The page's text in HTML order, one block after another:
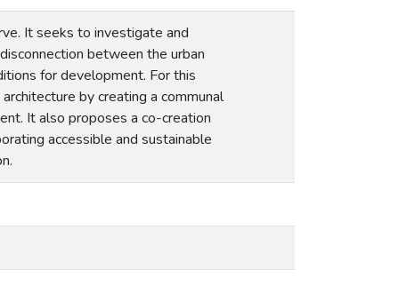
It seeks to investigate and
between the urban
for development. For this
by creating a communal
It also proposes a co-creation
accessible and sustainable